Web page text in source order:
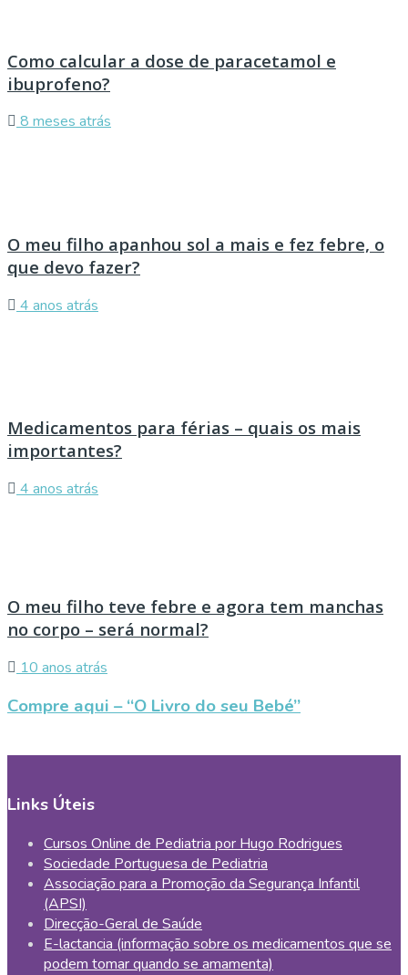
Como calcular a dose de paracetamol e
ibuprofeno?
8 meses atrás
O meu filho apanhou sol a mais e fez febre, o
que devo fazer?
4 anos atrás
Medicamentos para férias – quais os mais
importantes?
4 anos atrás
O meu filho teve febre e agora tem manchas
no corpo – será normal?
10 anos atrás
Compre aqui – “O Livro do seu Bebé”
Links Úteis
Cursos Online de Pediatria por Hugo Rodrigues
Sociedade Portuguesa de Pediatria
Associação para a Promoção da Segurança Infantil
(APSI)
Direcção-Geral de Saúde
E-lactancia (informação sobre os medicamentos que se
podem tomar quando se amamenta)